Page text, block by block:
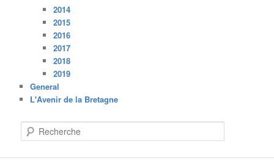
2014
2015
2016
2017
2018
2019
General
L'Avenir de la Bretagne
e